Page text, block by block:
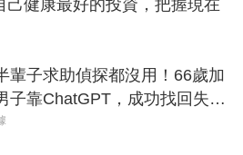
己健康最好的投資，把握現在
輩子求助偵探都沒用！66歲加
子靠ChatGPT，成功找回失散
人